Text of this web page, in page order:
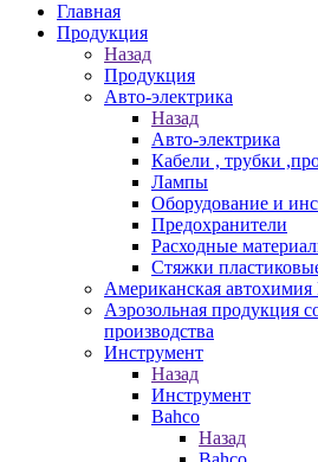
Главная
Продукция
Назад
Продукция
Авто-электрика
Назад
Авто-электрика
Кабели , трубки
Лампы
Оборудование и
Предохранители
Расходные
Стяжки
Американская автохимия
Аэрозольная продукция
производства
Инструмент
Назад
Инструмент
Bahco
Назад